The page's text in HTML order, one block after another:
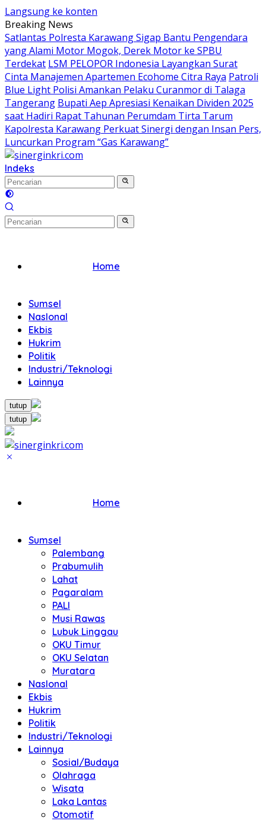
Langsung ke konten
Breaking News
Satlantas Polresta Karawang Sigap Bantu Pengendara
yang Alami Motor Mogok, Derek Motor ke SPBU
Terdekat LSM PELOPOR Indonesia Layangkan Surat
Cinta Manajemen Apartemen Ecohome Citra Raya Patroli
Blue Light Polisi Amankan Pelaku Curanmor di Talaga
Tangerang Bupati Aep Apresiasi Kenaikan Dividen 2025
saat Hadiri Rapat Tahunan Perumdam Tirta Tarum
Kapolresta Karawang Perkuat Sinergi dengan Insan Pers,
Luncurkan Program “Gas Karawang”
Indeks
Home
Sumsel
NasIonal
Ekbis
Hukrim
Politik
Industri/Teknologi
Lainnya
tutup
tutup
Home
Sumsel
Palembang
Prabumulih
Lahat
Pagaralam
PALI
Musi Rawas
Lubuk Linggau
OKU Timur
OKU Selatan
Muratara
NasIonal
Ekbis
Hukrim
Politik
Industri/Teknologi
Lainnya
Sosial/Budaya
Olahraga
Wisata
Laka Lantas
Otomotif